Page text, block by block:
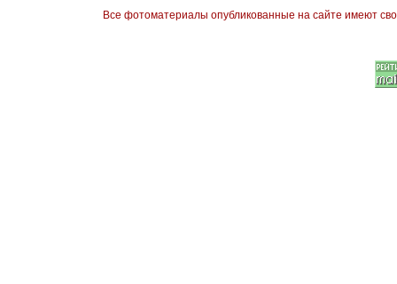
Все фотоматериалы опубликованные на сайте имеют